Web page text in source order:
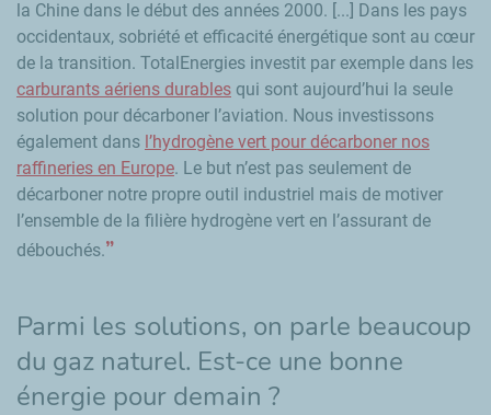
la Chine dans le début des années 2000. [...] Dans les pays
occidentaux, sobriété et efficacité énergétique sont au cœur
de la transition. TotalEnergies investit par exemple dans les
carburants aériens durables qui sont aujourd’hui la seule
solution pour décarboner l’aviation. Nous investissons
également dans l’hydrogène vert pour décarboner nos
raffineries en Europe. Le but n’est pas seulement de
décarboner notre propre outil industriel mais de motiver
l’ensemble de la filière hydrogène vert en l’assurant de
débouchés.
Parmi les solutions, on parle beaucoup
du gaz naturel. Est-ce une bonne
énergie pour demain ?